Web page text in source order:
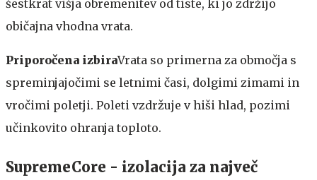
šestkrat višja obremenitev od tiste, ki jo zdržijo
običajna vhodna vrata.
Priporočena izbiraVrata so primerna za območja s
spreminjajočimi se letnimi časi, dolgimi zimami in
vročimi poletji. Poleti vzdržuje v hiši hlad, pozimi
učinkovito ohranja toploto.
SupremeCore - izolacija za največ